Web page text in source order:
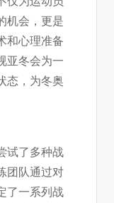
机会，更是
和心理准备
亚冬会为一
态，为冬奥
试了多种战
团队通过对
了一系列战